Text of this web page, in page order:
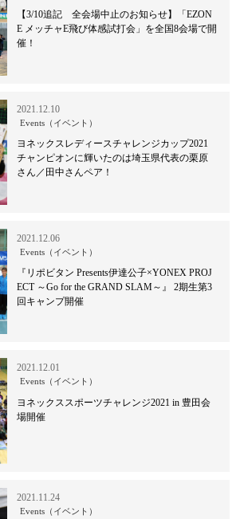
【3/10追記 全会場中止のお知らせ】「EZON
E メッチャE飛び体感試打会」を全国8会場で開
催！
2021.12.10
Events（イベント）
ヨネックスレディースチャレンジカップ2021
チャンピオンに輝いたのは埼玉県代表の栗原
さん／田中さんペア！
2021.12.06
Events（イベント）
『リポビタン Presents伊達公子×YONEX PROJ
ECT ～Go for the GRAND SLAM～』 2期生第3
回キャンプ開催
2021.12.01
Events（イベント）
ヨネックススポーツチャレンジ2021 in 豊田会
場開催
2021.11.24
Events（イベント）